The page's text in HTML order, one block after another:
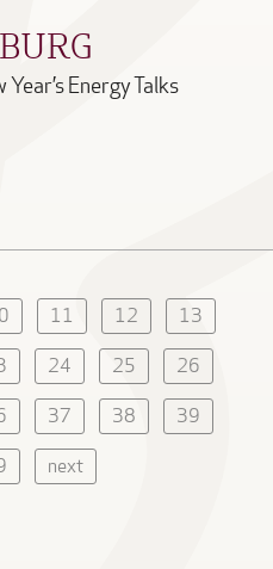
Energy Talks
11 12 13
24 25 26
37 38 39
next